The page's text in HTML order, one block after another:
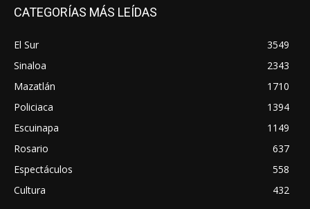
CATEGORÍAS MÁS LEÍDAS
El Sur
3549
Sinaloa
2343
Mazatlán
1710
Policiaca
1394
Escuinapa
1149
Rosario
637
Espectáculos
558
Cultura
432